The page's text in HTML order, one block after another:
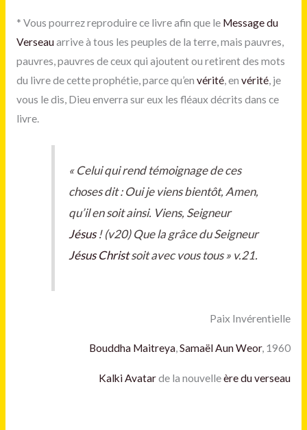
* Vous pourrez reproduire ce livre afin que le Message du
Verseauarrive à tous les peuples de la terre, mais pauvres,
pauvres, pauvres de ceux qui ajoutent ou retirent des mots
du livre de cette prophétie, parce qu’en vérité, en vérité, je
vous le dis, Dieu enverra sur eux les fléaux décrits dans ce
livre.
« Celui qui rend témoignage de ces
choses dit : Oui je viens bientôt, Amen,
qu’il en soit ainsi. Viens, Seigneur
Jésus! (v20) Que la grâce du Seigneur
Jésus Christsoit avec vous tous » v.21.
Paix Invérentielle
Bouddha Maitreya,Samaël Aun Weor, 1960
Kalki Avatarde la nouvelleère du verseau